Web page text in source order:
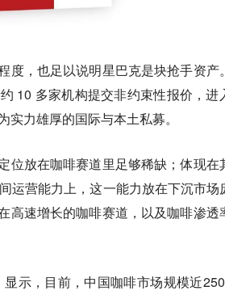
度，也足以说明星巴克是块抢手资产
10 多家机构提交非约束性报价，进
力雄厚的国际与本土私募。
位放在咖啡赛道里足够稀缺；体现在
运营能力上，这一能力放在下沉市场
高速增长的咖啡赛道，以及咖啡渗透
示，目前，中国咖啡市场规模近